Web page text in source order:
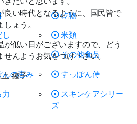
乾物
し
米類
その他食品
んの恵み
すっぽん侍
力
スキンケアシリー
ズ
良い時代となるように、国民皆で
ょう。
が低い日がございますので、どう
んようお気をつけ下さい。
綾子